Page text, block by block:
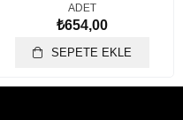
ADET
₺654,00
SEPETE EKLE